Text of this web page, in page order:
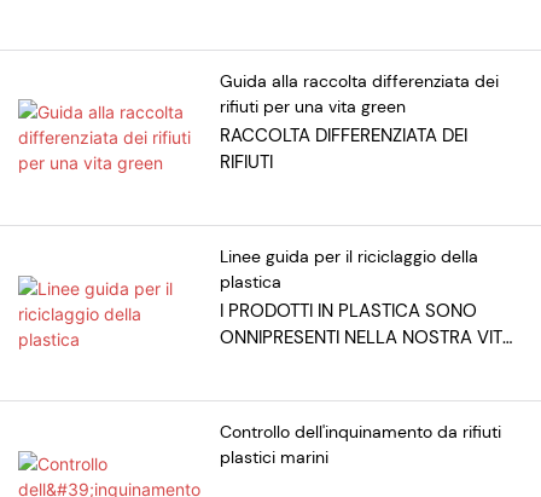
Guida alla raccolta differenziata dei
rifiuti per una vita green
RACCOLTA DIFFERENZIATA DEI
RIFIUTI
Linee guida per il riciclaggio della
plastica
I PRODOTTI IN PLASTICA SONO
ONNIPRESENTI NELLA NOSTRA VITA
Controllo dell'inquinamento da rifiuti
plastici marini